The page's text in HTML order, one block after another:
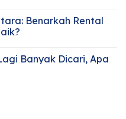
Benarkah Rental
Banyak Dicari, Apa